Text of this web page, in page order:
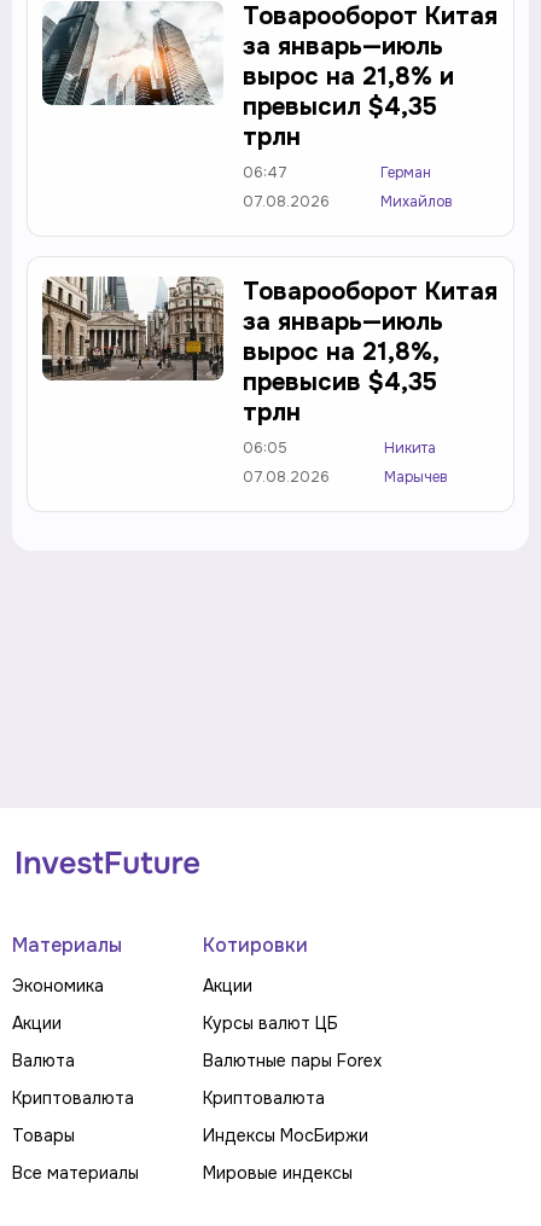
Товарооборот Китая
за январь—июль
вырос на 21,8% и
превысил $4,35
трлн
06:47
07.08.2026
Герман
Михайлов
Товарооборот Китая
за январь—июль
вырос на 21,8%,
превысив $4,35
трлн
06:05
07.08.2026
Никита
Марычев
Материалы
Экономика
Акции
Валюта
Криптовалюта
Товары
Все материалы
Котировки
Акции
Курсы валют ЦБ
Валютные пары Forex
Криптовалюта
Индексы МосБиржи
Мировые индексы